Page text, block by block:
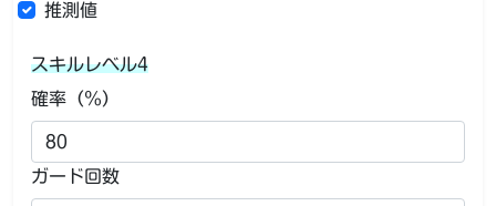
推測値
スキルレベル4
確率（％）
ガード回数